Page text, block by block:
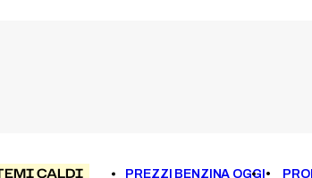
CALDI PREZZI BENZINA OGGI